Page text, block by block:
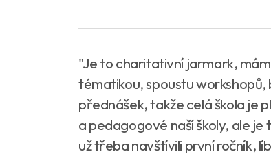
"Je to charitativní jarmark,
tématikou, spoustu
přednášek, takže celá škola je
a pedagogové naší školy, ale
už třeba navštívili první ročník,